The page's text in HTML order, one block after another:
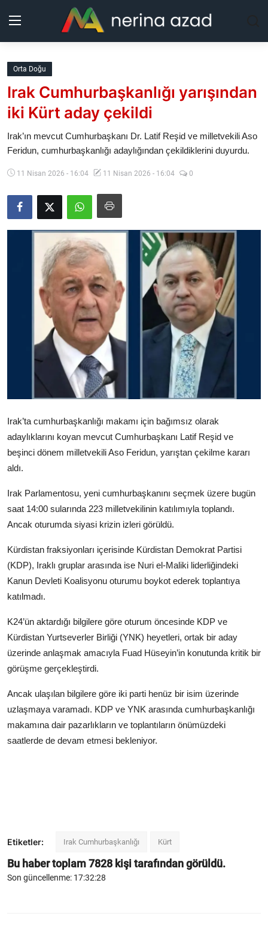
Kurdistan
Bölgeler
Güncel
Makaleler
Yazarlar
İletişim
Türkçe Kurdi
Orta Doğu
Irak Cumhurbaşkanlığı yarışından
iki Kürt aday çekildi
Irak’ın mevcut Cumhurbaşkanı Dr. Latif Reşid ve milletvekili Aso
Feridun, cumhurbaşkanlığı adaylığından çekildiklerini duyurdu.
11 Nisan 2026 - 16:04 11 Nisan 2026 - 16:04 0
Irak’ta cumhurbaşkanlığı makamı için bağımsız olarak
adaylıklarını koyan mevcut Cumhurbaşkanı Latif Reşid ve
beşinci dönem milletvekili Aso Feridun, yarıştan çekilme kararı
aldı.
Irak Parlamentosu, yeni cumhurbaşkanını seçmek üzere bugün
saat 14:00 sularında 223 milletvekilinin katılımıyla toplandı.
Ancak oturumda siyasi krizin izleri görüldü.
Kürdistan fraksiyonları içerisinde Kürdistan Demokrat Partisi
(KDP), Iraklı gruplar arasında ise Nuri el-Maliki liderliğindeki
Kanun Devleti Koalisyonu oturumu boykot ederek toplantıya
katılmadı.
K24’ün aktardığı bilgilere göre oturum öncesinde KDP ve
Kürdistan Yurtseverler Birliği (YNK) heyetleri, ortak bir aday
üzerinde anlaşmak amacıyla Fuad Hüseyin’in konutunda kritik bir
görüşme gerçekleştirdi.
Ancak ulaşılan bilgilere göre iki parti henüz bir isim üzerinde
uzlaşmaya varamadı. KDP ve YNK arasında cumhurbaşkanlığı
makamına dair pazarlıkların ve toplantıların önümüzdeki
saatlerde de devam etmesi bekleniyor.
Etiketler: Irak Cumhurbaşkanlığı Kürt
Bu haber toplam7828 kişi tarafından görüldü.
Son güncellenme: 17:32:28